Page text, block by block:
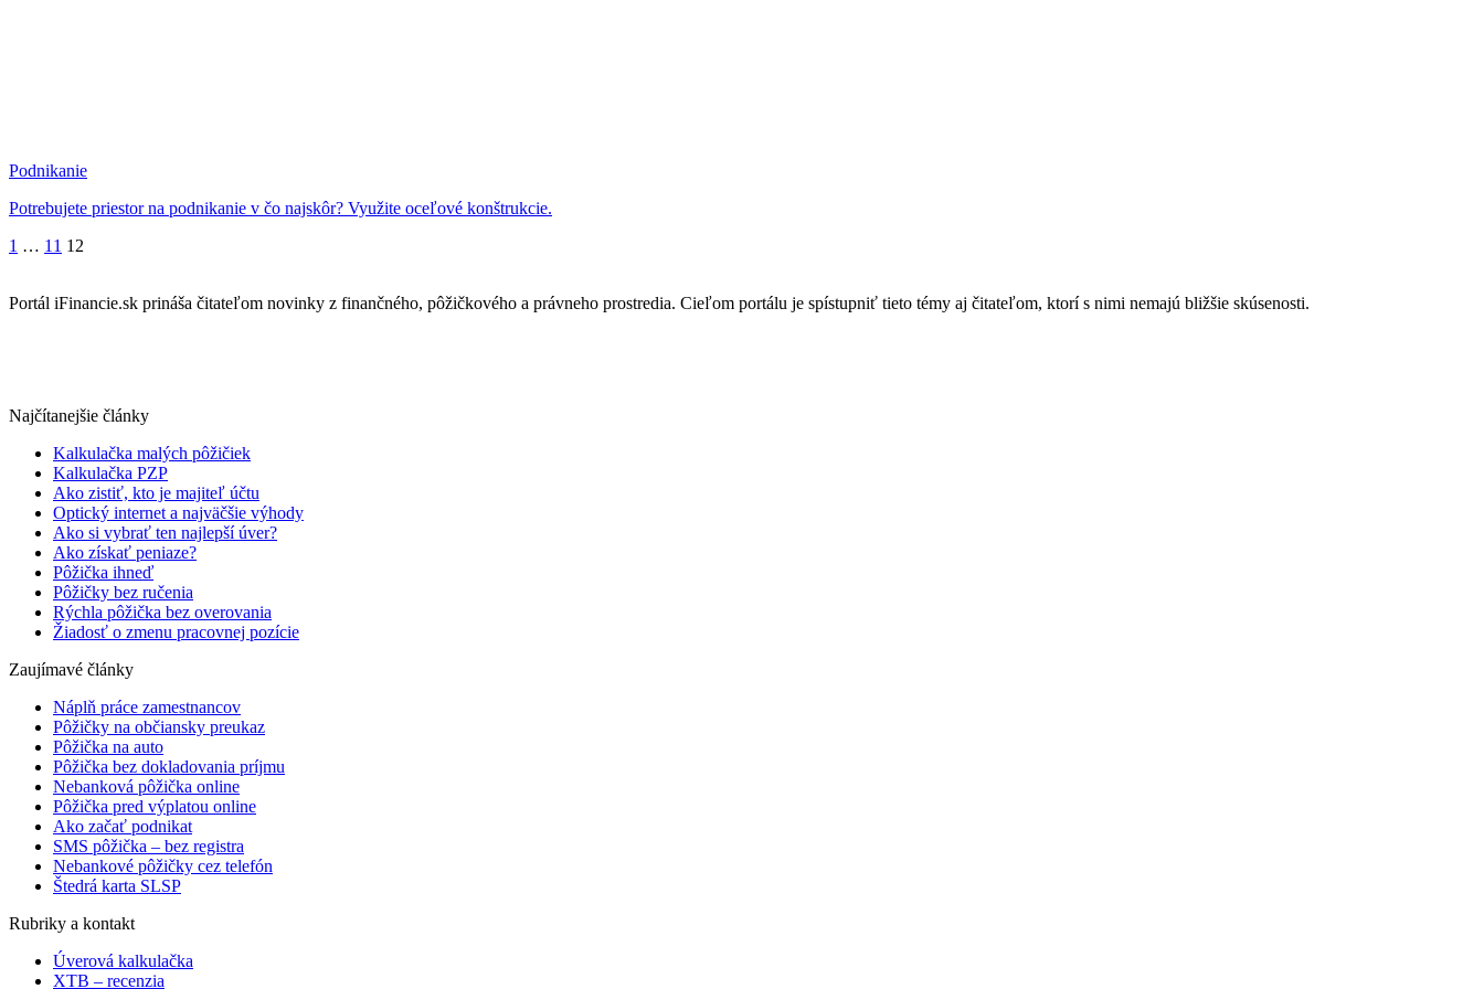
Podnikanie
Potrebujete priestor na podnikanie v čo najskôr? Využite oceľové konštrukcie.
1 … 11 12
Portál iFinancie.sk prináša čitateľom novinky z finančného, pôžičkového a právneho prostredia. Cieľom portálu je spístupniť tieto témy aj čitateľom, ktorí s nimi nemajú bližšie skúsenosti.
Najčítanejšie články
Kalkulačka malých pôžičiek
Kalkulačka PZP
Ako zistiť, kto je majiteľ účtu
Optický internet a najväčšie výhody
Ako si vybrať ten najlepší úver?
Ako získať peniaze?
Pôžička ihneď
Pôžičky bez ručenia
Rýchla pôžička bez overovania
Žiadosť o zmenu pracovnej pozície
Zaujímavé články
Náplň práce zamestnancov
Pôžičky na občiansky preukaz
Pôžička na auto
Pôžička bez dokladovania príjmu
Nebanková pôžička online
Pôžička pred výplatou online
Ako začať podnikat
SMS pôžička – bez registra
Nebankové pôžičky cez telefón
Štedrá karta SLSP
Rubriky a kontakt
Úverová kalkulačka
XTB – recenzia